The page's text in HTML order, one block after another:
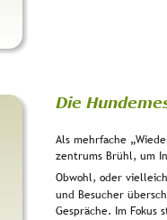
Die
Als mehrfache
zentrums Brühl, um
Obwohl, oder
und Besucher
Gespräche. Im